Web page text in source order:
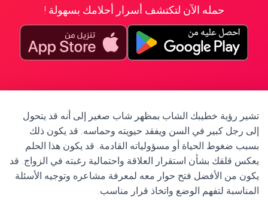
حمله الآن لتكتشف أسرار أحلامك بسهولة !
تشير رؤية خطيبك الشاب بمظهر شاب صغير إلى أنه قد يتحول
إلى رجل كبير في السن ويفقد حيويته وحماسه. قد يكون ذلك
بسبب ضغوط الحياة أو مسؤولياته القادمة. قد يكون هذا الحلم
يعكس قلقك بشأن استقرار العلاقة واحتمالية رغبته في الزواج. قد
يكون من الأفضل فتح حوار معه لمعرفة مشاعره وتوجيه الأسئلة
المناسبة لتفهم الوضع واتخاذ قرار مناسب.